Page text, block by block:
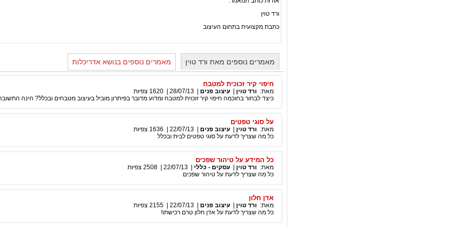
ורד טוין
כתבת מקצועית בתחום העיצוב
מאמרים נוספים מאת ורד טוין מאמרים נוספים בנושא אדריכלות
חיפוי קיר זכוכית למטבח
מאת: ורד טוין עיצוב פנים 28/07/13
1620 צפיות
כיצד לבחור בחוכמה חיפוי קיר זוכוית למטבח ומדוע מדובר בפיתרון מוביל בעיצוב מטבחים ובכלל? הינה
על סוגי טפטים
מאת: ורד טוין עיצוב פנים 22/07/13
1636 צפיות
כל מה שצריך לדעת על סוגי טפטים לבית ובכלל
כל המידע על טיהור שפכים
מאת: ורד טוין עסקים - כללי 22/07/13
2508 צפיות
כל מה שצריך לדעת על טיהור שפכים
אדן חלון
מאת: ורד טוין עיצוב פנים 22/07/13
2155 צפיות
כל מה שצריך לדעת על אדן חלון טרם רכישתו!